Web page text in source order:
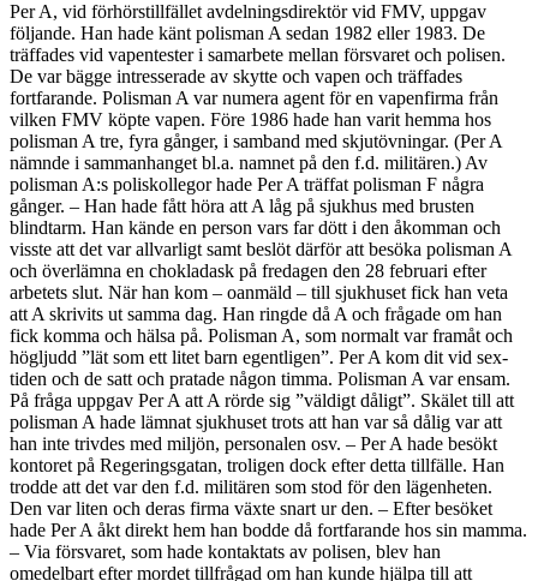
Per A, vid förhörstillfället avdelningsdirektör vid FMV, uppgav
följande. Han hade känt polisman A sedan 1982 eller 1983. De
träffades vid vapentester i samarbete mellan försvaret och polisen.
De var bägge intresserade av skytte och vapen och träffades
fortfarande. Polisman A var numera agent för en vapenfirma från
vilken FMV köpte vapen. Före 1986 hade han varit hemma hos
polisman A tre, fyra gånger, i samband med skjutövningar. (Per A
nämnde i sammanhanget bl.a. namnet på den f.d. militären.) Av
polisman A:s poliskollegor hade Per A träffat polisman F några
gånger. – Han hade fått höra att A låg på sjukhus med brusten
blindtarm. Han kände en person vars far dött i den åkomman och
visste att det var allvarligt samt beslöt därför att besöka polisman A
och överlämna en chokladask på fredagen den 28 februari efter
arbetets slut. När han kom – oanmäld – till sjukhuset fick han veta
att A skrivits ut samma dag. Han ringde då A och frågade om han
fick komma och hälsa på. Polisman A, som normalt var framåt och
högljudd ”lät som ett litet barn egentligen”. Per A kom dit vid sex-
tiden och de satt och pratade någon timma. Polisman A var ensam.
På fråga uppgav Per A att A rörde sig ”väldigt dåligt”. Skälet till att
polisman A hade lämnat sjukhuset trots att han var så dålig var att
han inte trivdes med miljön, personalen osv. – Per A hade besökt
kontoret på Regeringsgatan, troligen dock efter detta tillfälle. Han
trodde att det var den f.d. militären som stod för den lägenheten.
Den var liten och deras firma växte snart ur den. – Efter besöket
hade Per A åkt direkt hem han bodde då fortfarande hos sin mamma.
– Via försvaret, som hade kontaktats av polisen, blev han
omedelbart efter mordet tillfrågad om han kunde hjälpa till att